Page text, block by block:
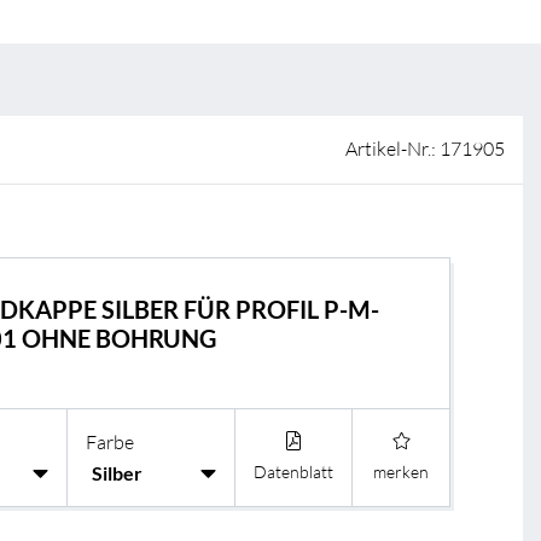
BL Controller
BL Funk
Artikel-Nr.: 171905
SILBER FÜR PROFIL P-M-
OHNE BOHRUNG
Farbe
Datenblatt merken